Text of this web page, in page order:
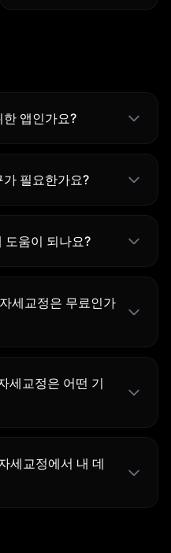
앱인가요?
필요한가요?
도움이 되나요?
세교정은 무료인가
세교정은 어떤 기
세교정에서 내 데